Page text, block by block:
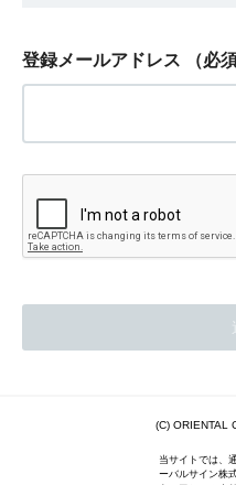
登録メールアドレス （必
(C) ORIENTAL
当サイトでは、
ーバルサイン株